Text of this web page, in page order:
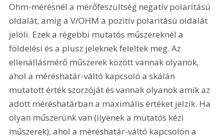
Ohm-mérésnél a mérőfeszültség negatív polaritású
oldalát, amíg a V/OHM a pozitív polaritású oldalát
jelöli. Ezek a régebbi mutatós műszereknél a
földelési és a plusz jeleknek feleltek meg. Az
ellenállásmérő műszerek között vannak olyanok,
ahol a méréshatár-váltó kapcsoló a skálán
mutatott érték szorzóját és vannak olyanok amik az
adott méréshatárban a maximális értéket jelzik. Ha
olyan műszerünk van (ilyenek a mutatós kézi
műszerek), ahol a méréshatár-váltó kapcsolón a